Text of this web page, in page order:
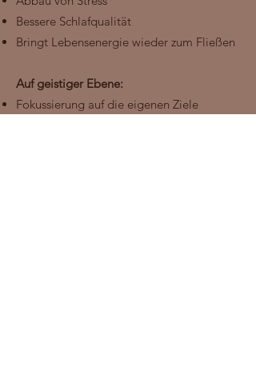
Bessere Schlafqualität
Bringt Lebensenergie wieder zum Fließen
Auf geistiger Ebene:
Fokussierung auf die eigenen Ziele